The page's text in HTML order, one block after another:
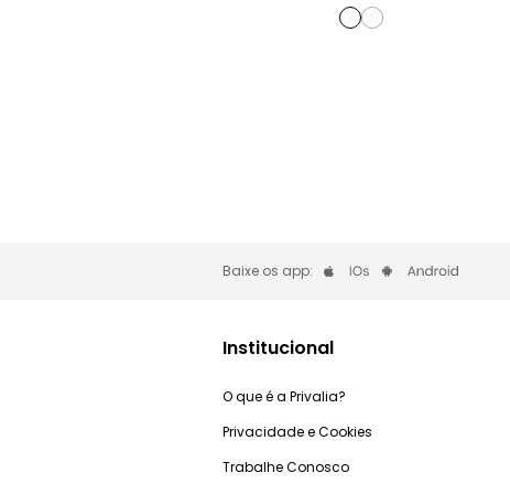
Baixe os app:
Institucional
O que é a Privalia?
Privacidade e Cookies
Trabalhe Conosco